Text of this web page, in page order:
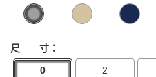
尺 寸：
0
2